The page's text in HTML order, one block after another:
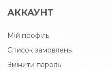
АККАУНТ
Мій профіль
Список замовлень
Змінити пароль